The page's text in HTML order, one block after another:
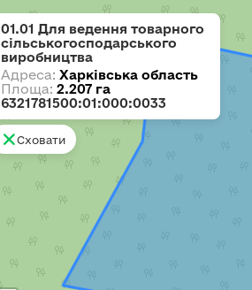
01.01 Для ведення товарного
сільськогосподарського
виробництва
Адреса: Харківська область
Площа: 2.207 га
6321781500:01:000:0033
Сховати